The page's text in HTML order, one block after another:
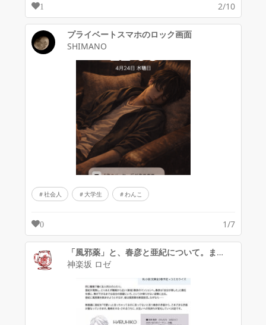
1 2/10
プライベートスマホのロック画面
SHIMANO
社会人 大学生 わんこ
0 1/7
「風邪薬」と、春彦と亜紀について。まとめ
神楽坂 ロゼ